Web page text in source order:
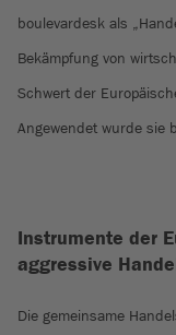
boulevardesk als
Bekämpfung von
Schwert der
Angewendet wurde sie
Instrumente der
aggressive
Die gemeinsame